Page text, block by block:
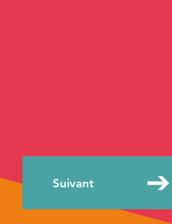
Suivant